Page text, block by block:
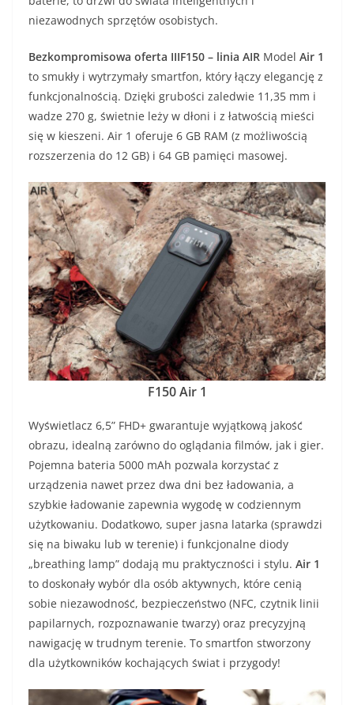
niezawodnych sprzętów osobistych.
Bezkompromisowa oferta IIIF150 – linia AIR Model Air 1
to smukły i wytrzymały smartfon, który łączy elegancję z
funkcjonalnością. Dzięki grubości zaledwie 11,35 mm i
wadze 270 g, świetnie leży w dłoni i z łatwością mieści
się w kieszeni. Air 1 oferuje 6 GB RAM (z możliwością
rozszerzenia do 12 GB) i 64 GB pamięci masowej.
F150 Air 1
Wyświetlacz 6,5” FHD+ gwarantuje wyjątkową jakość
obrazu, idealną zarówno do oglądania filmów, jak i gier.
Pojemna bateria 5000 mAh pozwala korzystać z
urządzenia nawet przez dwa dni bez ładowania, a
szybkie ładowanie zapewnia wygodę w codziennym
użytkowaniu. Dodatkowo, super jasna latarka (sprawdzi
się na biwaku lub w terenie) i funkcjonalne diody
„breathing lamp” dodają mu praktyczności i stylu. Air 1
to doskonały wybór dla osób aktywnych, które cenią
sobie niezawodność, bezpieczeństwo (NFC, czytnik linii
papilarnych, rozpoznawanie twarzy) oraz precyzyjną
nawigację w trudnym terenie. To smartfon stworzony
dla użytkowników kochających świat i przygody!